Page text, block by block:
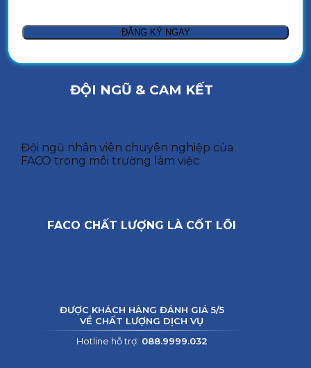
ĐỘI NGŨ & CAM KẾT
Đội ngũ nhân viên chuyên nghiệp của
FACO trong môi trường làm việc
FACO CHẤT LƯỢNG LÀ CỐT LÕI
ĐƯỢC KHÁCH HÀNG ĐÁNH GIÁ 5/5
VỀ CHẤT LƯỢNG DỊCH VỤ
Hotline hỗ trợ: 088.9999.032